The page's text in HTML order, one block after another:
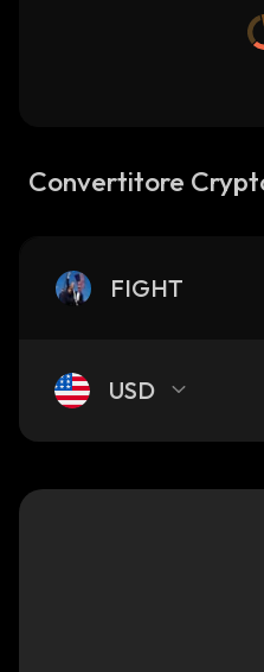
Convertitore
FIGHT
USD